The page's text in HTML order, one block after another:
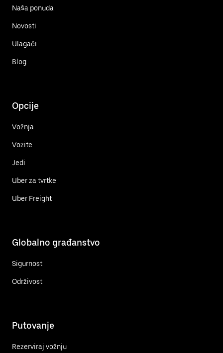
Naša ponuda
Novosti
Ulagači
Blog
Opcije
Vožnja
Vozite
Jedi
Uber za tvrtke
Uber Freight
Globalno građanstvo
Sigurnost
Održivost
Putovanje
Rezerviraj vožnju